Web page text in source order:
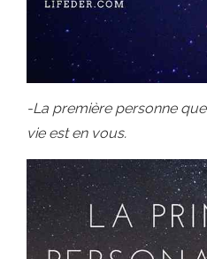
-La première personne
vie est en vous.